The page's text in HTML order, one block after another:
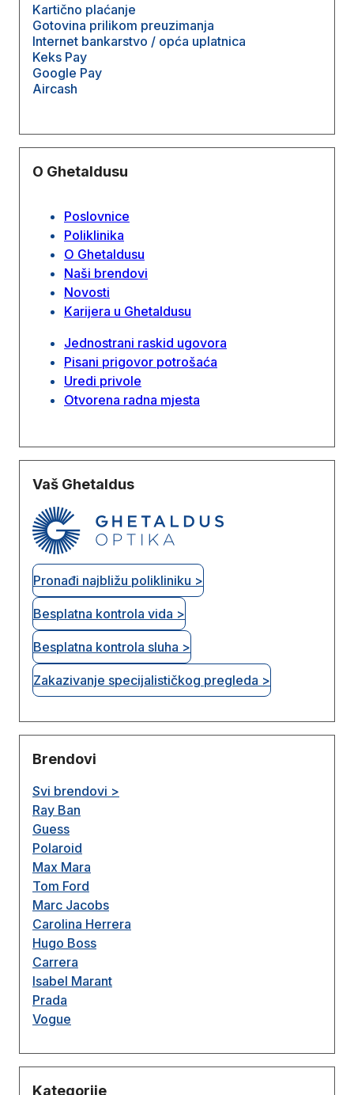
Kartično plaćanje
Gotovina prilikom preuzimanja
Internet bankarstvo / opća uplatnica
Keks Pay
Google Pay
Aircash
O Ghetaldusu
Poslovnice
Poliklinika
O Ghetaldusu
Naši brendovi
Novosti
Karijera u Ghetaldusu
Jednostrani raskid ugovora
Pisani prigovor potrošaća
Uredi privole
Otvorena radna mjesta
Vaš Ghetaldus
Pronađi najbližu polikliniku >
Besplatna kontrola vida >
Besplatna kontrola sluha >
Zakazivanje specijalističkog pregleda >
Brendovi
Svi brendovi >
Ray Ban
Guess
Polaroid
Max Mara
Tom Ford
Marc Jacobs
Carolina Herrera
Hugo Boss
Carrera
Isabel Marant
Prada
Vogue
Kategorije